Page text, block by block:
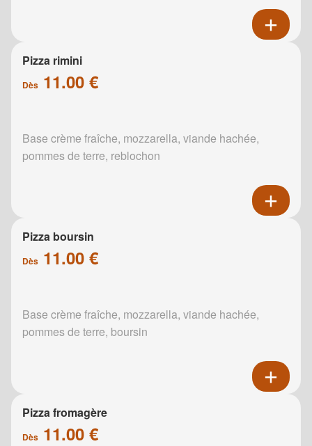
Pizza rimini
Dès 11.00 €
Base crème fraîche, mozzarella, viande hachée,
pommes de terre, reblochon
Pizza boursin
Dès 11.00 €
Base crème fraîche, mozzarella, viande hachée,
pommes de terre, boursin
Pizza fromagère
Dès 11.00 €